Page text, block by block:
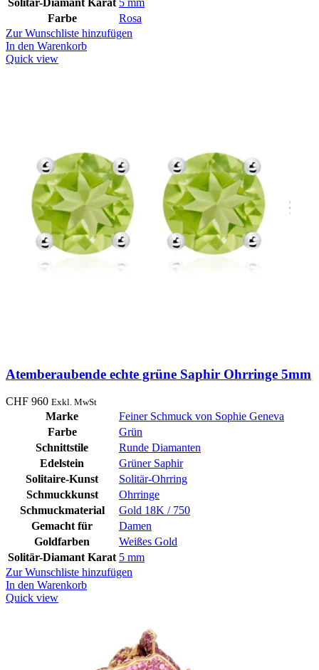
Solitär-Diamant Karat 5 mm
Farbe
Rosa
Zur Wunschliste hinzufügen
In den Warenkorb
Quick view
Atemberaubende echte grüne Saphir Ohrringe 5mm
CHF 960 Exkl. MwSt
Marke
Feiner Schmuck von Sophie Geneva
Farbe
Grün
Schnittstile
Runde Diamanten
Edelstein
Grüner Saphir
Solitaire-Kunst
Solitär-Ohrring
Schmuckkunst
Ohrringe
Schmuckmaterial
Gold 18K / 750
Gemacht für
Damen
Goldfarben
Weißes Gold
Solitär-Diamant Karat 5 mm
Zur Wunschliste hinzufügen
In den Warenkorb
Quick view